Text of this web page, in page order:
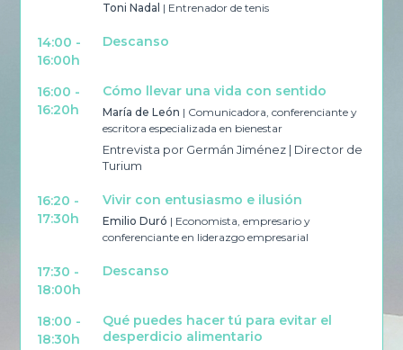
Toni Nadal | Entrenador de tenis
14:00 -
16:00h
Descanso
16:00 -
16:20h
Cómo llevar una vida con sentido
María de León | Comunicadora, conferenciante y
escritora especializada en bienestar
Entrevista por Germán Jiménez | Director de
Turium
16:20 -
17:30h
Vivir con entusiasmo e ilusión
Emilio Duró | Economista, empresario y
conferenciante en liderazgo empresarial
17:30 -
18:00h
Descanso
18:00 -
18:30h
Qué puedes hacer tú para evitar el
desperdicio alimentario